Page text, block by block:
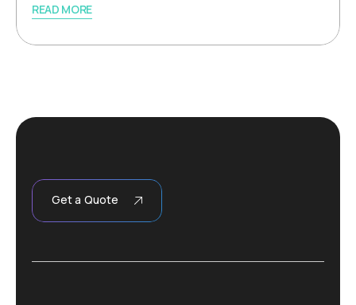
READ MORE
Get a Quote